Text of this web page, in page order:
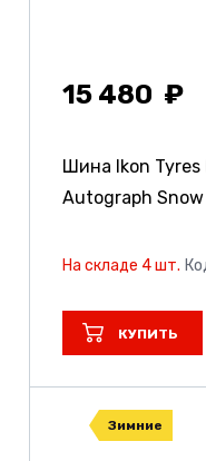
15 480
Шина Ikon Tyres
Autograph Snow
На складе 4 шт.
КУПИТЬ
Зимние